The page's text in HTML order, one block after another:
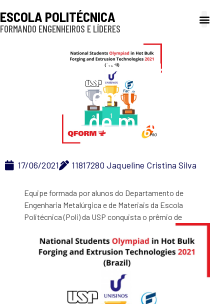
ESCOLA POLITÉCNICA
FORMANDO ENGENHEIROS E LÍDERES
Alunos da Poli chegam
ao pódio em Olimpíada
de metalurgia
17/06/2021 11817280 Jaqueline Cristina Silva
Equipe formada por alunos do Departamento de
Engenharia Metalúrgica e de Materiais da Escola
Politécnica (Poli) da USP conquista o prêmio de